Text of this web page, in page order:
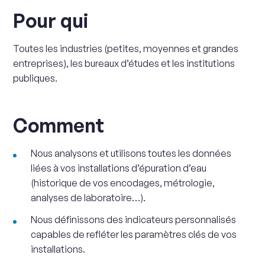
Pour qui
Toutes les industries (petites, moyennes et grandes
entreprises), les bureaux d’études et les institutions
publiques.
Comment
Nous analysons et utilisons toutes les données
liées à vos installations d’épuration d’eau
(historique de vos encodages, métrologie,
analyses de laboratoire…).
Nous définissons des indicateurs personnalisés
capables de refléter les paramètres clés de vos
installations.